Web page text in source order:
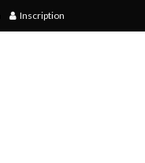
Inscription